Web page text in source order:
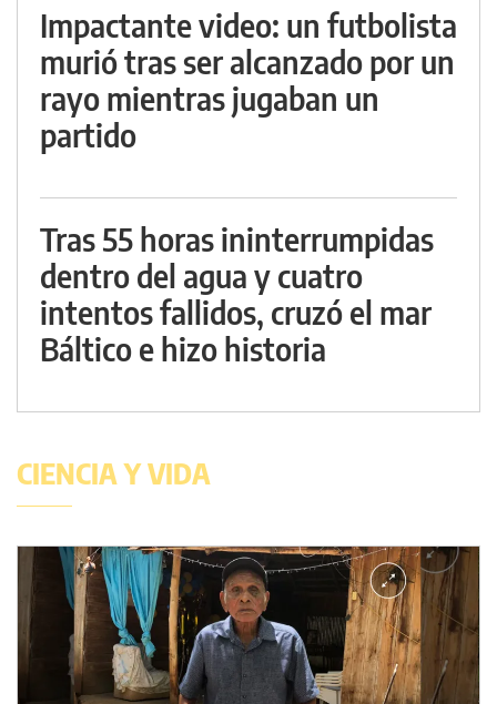
Impactante video: un futbolista
murió tras ser alcanzado por un
rayo mientras jugaban un
partido
Tras 55 horas ininterrumpidas
dentro del agua y cuatro
intentos fallidos, cruzó el mar
Báltico e hizo historia
CIENCIA Y VIDA